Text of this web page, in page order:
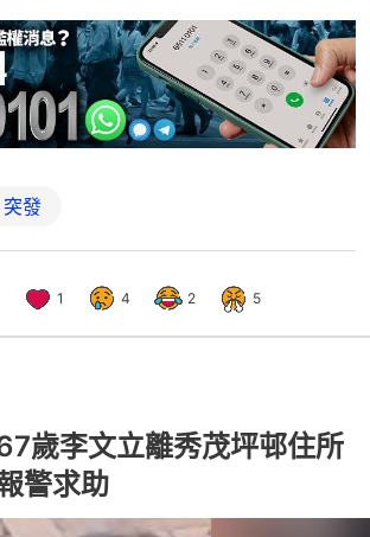
突發
1 4 2 5
歲李文立離秀茂坪邨住所
警求助